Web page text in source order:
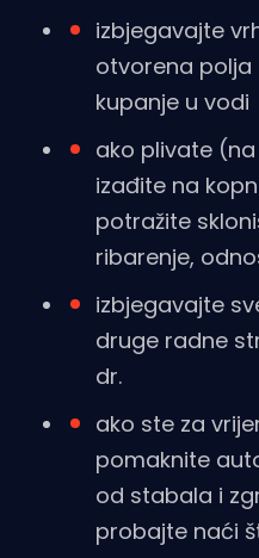
izbjegavajte
otvorena polja
kupanje u vodi
ako plivate
izađite na
potražite
ribarenje,
izbjegavajte
druge radne
dr.
ako ste za
pomaknite
od stabala i
probajte naći